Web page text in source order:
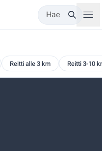
Hae
Reitti alle 3 km Reitti 3-10